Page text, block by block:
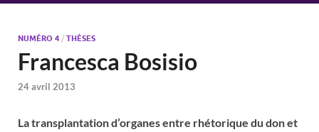
NUMÉRO 4 / THÈSES
Francesca Bosisio
24 avril 2013
La transplantation d’organes entre rhétorique du don et